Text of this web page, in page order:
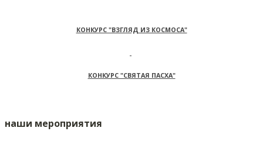
КОНКУРС "ВЗГЛЯД ИЗ КОСМОСА"
КОНКУРС "СВЯТАЯ ПАСХА"
наши мероприятия